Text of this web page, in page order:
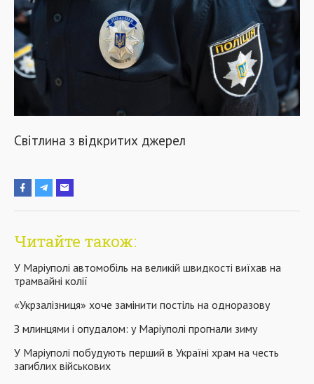
Світлина з відкритих джерел
Читайте також:
У Маріуполі автомобіль на великій швидкості виїхав на
трамвайні колії
«Укрзалізниця» хоче замінити постіль на одноразову
З млинцями і опудалом: у Маріуполі прогнали зиму
У Маріуполі побудують перший в Україні храм на честь
загиблих військових